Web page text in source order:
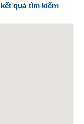
quả tìm kiếm